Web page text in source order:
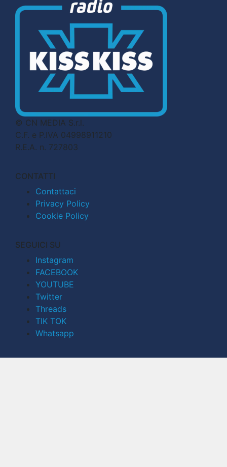
© CN MEDIA S.r.l.
C.F. e P.IVA 04998911210
R.E.A. n. 727803
CONTATTI
Contattaci
Privacy Policy
Cookie Policy
SEGUICI SU
Instagram
FACEBOOK
YOUTUBE
Twitter
Threads
TIK TOK
Whatsapp